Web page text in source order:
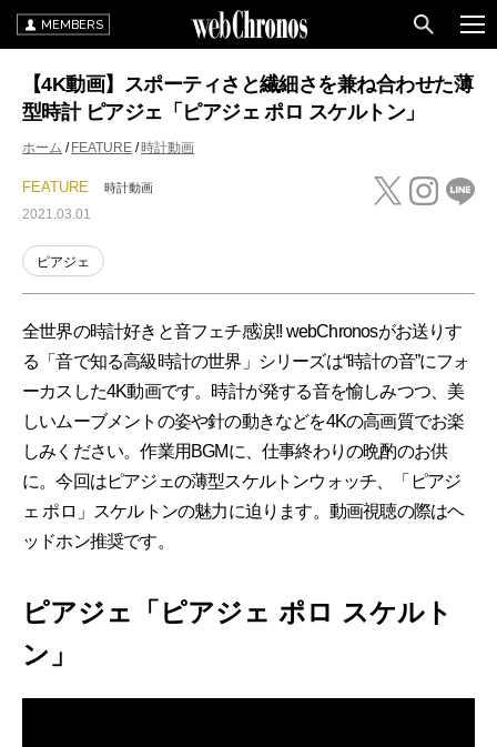
MEMBERS
【4K動画】スポーティさと繊細さを兼ね合わせた薄
型時計 ピアジェ「ピアジェ ポロ スケルトン」
ホーム FEATURE 時計動画
FEATURE 時計動画
2021.03.01
ピアジェ
全世界の時計好きと音フェチ感涙!! webChronosがお送りす
る「音で知る高級時計の世界」シリーズは“時計の音”にフォ
ーカスした4K動画です。時計が発する音を愉しみつつ、美
しいムーブメントの姿や針の動きなどを4Kの高画質でお楽
しみください。作業用BGMに、仕事終わりの晩酌のお供
に。今回はピアジェの薄型スケルトンウォッチ、「ピアジ
ェ ポロ」スケルトンの魅力に迫ります。動画視聴の際はヘ
ッドホン推奨です。
ピアジェ「ピアジェ ポロ スケルト
ン」